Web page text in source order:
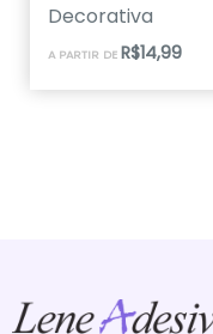
Decorativa
A PARTIR DE R$14,99